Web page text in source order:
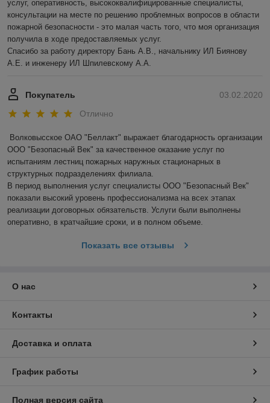
услуг, оперативность, высококвалифицированные специалисты,
консультации на месте по решению проблемных вопросов в области
пожарной безопасности - это малая часть того, что моя организация
получила в ходе предоставляемых услуг.
Спасибо за работу директору Бань А.В., начальнику ИЛ Биянову
А.Е. и инженеру ИЛ Шпилевскому А.А.
03.02.2020
Покупатель
Отлично
Волковысское ОАО "Беллакт" выражает благодарность организации
ООО "Безопасный Век" за качественное оказание услуг по
испытаниям лестниц пожарных наружных стационарных в
структурных подразделениях филиала.
В период выполнения услуг специалисты ООО "Безопасный Век"
показали высокий уровень профессионализма на всех этапах
реализации договорных обязательств. Услуги были выполнены
оперативно, в кратчайшие сроки, и в полном объеме.
Показать все отзывы
О нас
Контакты
Доставка и оплата
График работы
Полная версия сайта